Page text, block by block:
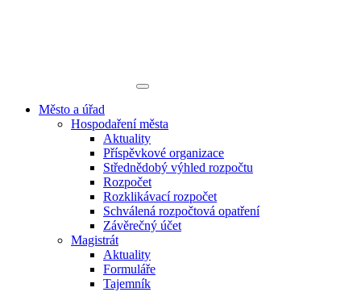
Město a úřad
Hospodaření města
Aktuality
Příspěvkové organizace
Střednědobý výhled rozpočtu
Rozpočet
Rozklikávací rozpočet
Schválená rozpočtová opatření
Závěrečný účet
Magistrát
Aktuality
Formuláře
Tajemník